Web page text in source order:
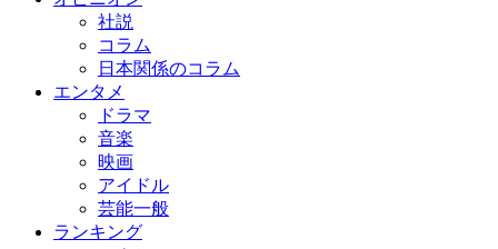
社説
コラム
日本関係のコラム
エンタメ
ドラマ
音楽
映画
アイドル
芸能一般
ランキング